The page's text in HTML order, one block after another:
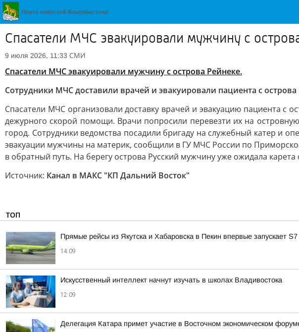
Спасатели МЧС эвакуировали мужчину с
9 июля 2026, 11:33 СМИ
Спасатели МЧС эвакуировали мужчину с острова Рейнеке.
Сотрудники МЧС доставили врачей и эвакуировали пациента с
Спасатели МЧС организовали доставку врачей и эвакуацию пациента с
дежурного скорой помощи. Врачи попросили перевезти их на
город. Сотрудники ведомства посадили бригаду на служебный катер и
эвакуации мужчины на материк, сообщили в ГУ МЧС России по
в обратный путь. На берегу острова Русский мужчину уже ожидала
Источник: Канал в МАКС "КП Дальний Восток"
ТОП
Прямые рейсы из Якутска и Хабаровска в Пекин впервые запускает S7
14:09
Искусственный интеллект начнут изучать в школах Владивостока
12:09
Делегация Катара примет участие в Восточном экономическом